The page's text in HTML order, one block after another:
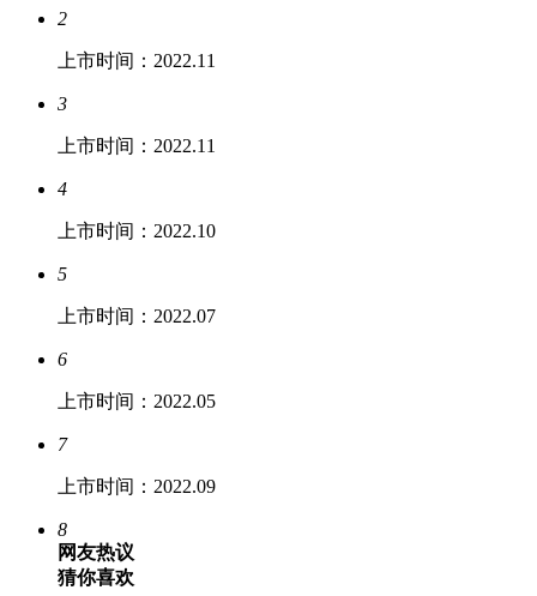
2
上市时间：2022.11
3
上市时间：2022.11
4
上市时间：2022.10
5
上市时间：2022.07
6
上市时间：2022.05
7
上市时间：2022.09
8
网友热议
猜你喜欢